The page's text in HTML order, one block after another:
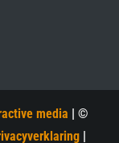
media | ©
|